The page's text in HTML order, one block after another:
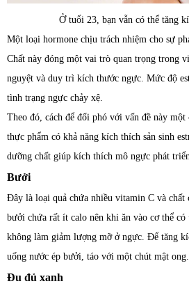
Ở tuổi 23, bạn vẫn có thể tăng
Một loại hormone chịu trách nhiệm cho sự
Chất này đóng một vai trò quan trọng trong
nguyệt và duy trì kích thước ngực. Mức độ
tình trạng ngực chảy xệ.
Theo đó, cách để đối phó với vấn đề này một
thực phẩm có khả năng kích thích sản sinh
dưỡng chất giúp kích thích mô ngực phát
Bưởi
Đây là loại quả chứa nhiều vitamin C và chất
bưởi chứa rất ít calo nên khi ăn vào cơ thể có
không làm giảm lượng mỡ ở ngực. Để tăng
uống nước ép bưởi, táo với một chút mật ong.
Đu đủ xanh